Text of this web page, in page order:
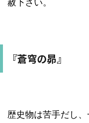
赦下さい。
『蒼穹の昴』
歴史物は苦手だし、